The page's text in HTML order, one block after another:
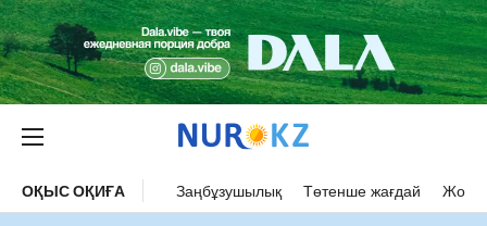
ОҚЫС ОҚИҒА Заңбұзушылық Төтенше жағдай Жол